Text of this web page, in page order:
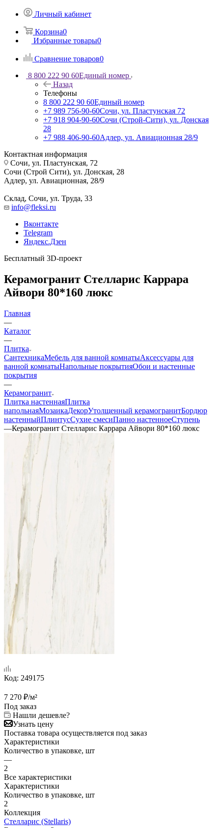
Личный кабинет
Корзина0
Избранные товары0
Сравнение товаров0
8 800 222 90 60Единый номер
Назад
Телефоны
8 800 222 90 60Единый номер
+7 989 756-90-60Сочи, ул. Пластунская 72
+7 918 904-90-60Сочи (Строй-Сити), ул. Донская
28
+7 988 406-90-60Адлер, ул. Авиационная 28/9
Контактная информация
Сочи, ул. Пластунская, 72
Сочи (Строй Сити), ул. Донская, 28
Адлер, ул. Авиационная, 28/9
Склад, Сочи, ул. Труда, 33
info@fleksi.ru
Вконтакте
Telegram
Яндекс.Дзен
Бесплатный 3D-проект
Керамогранит Стелларис Каррара
Айвори 80*160 люкс
Главная
—
Каталог
—
Плитка
СантехникаМебель для ванной комнатыАксессуары для
ванной комнатыНапольные покрытияОбои и настенные
покрытия
—
Керамогранит
Плитка настеннаяПлитка
напольнаяМозаикаДекорУтолщенный керамогранитБордюр
настенныйПлинтусСухие смесиПанно настенноеСтупень
—Керамогранит Стелларис Каррара Айвори 80*160 люкс
Код: 249175
7 270 ₽/м²
Под заказ
Нашли дешевле?
Узнать цену
Поставка товара осуществляется под заказ
Характеристики
Количество в упаковке, шт
—
2
Все характеристики
Характеристики
Количество в упаковке, шт
2
Коллекция
Стелларис (Stellaris)